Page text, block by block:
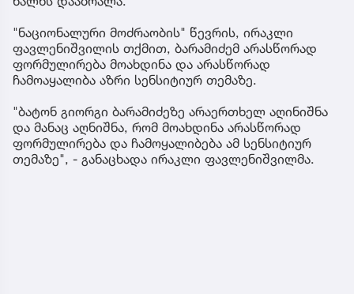
"ნაციონალური მოძრაობის" წევრის, ირაკლი
ფავლენიშვილის თქმით, ბარამიძემ არასწორად
ფორმულირება მოახდინა და არასწორად
ჩამოაყალიბა აზრი სენსიტიურ თემაზე.
"ბატონ გიორგი ბარამიძეზე არაერთხელ აღინიშნა
და მანაც აღნიშნა, რომ მოახდინა არასწორად
ფორმულირება და ჩამოყალიბება ამ სენსიტიურ
თემაზე", - განაცხადა ირაკლი ფავლენიშვილმა.